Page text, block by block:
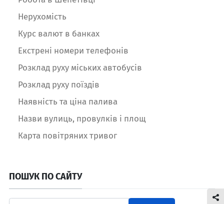
Нерухомість
Курс валют в банках
Екстрені номери телефонів
Розклад руху міських автобусів
Розклад руху поїздів
Наявність та ціна палива
Назви вулиць, провулків і площ
Карта повітряних тривог
ПОШУК ПО САЙТУ